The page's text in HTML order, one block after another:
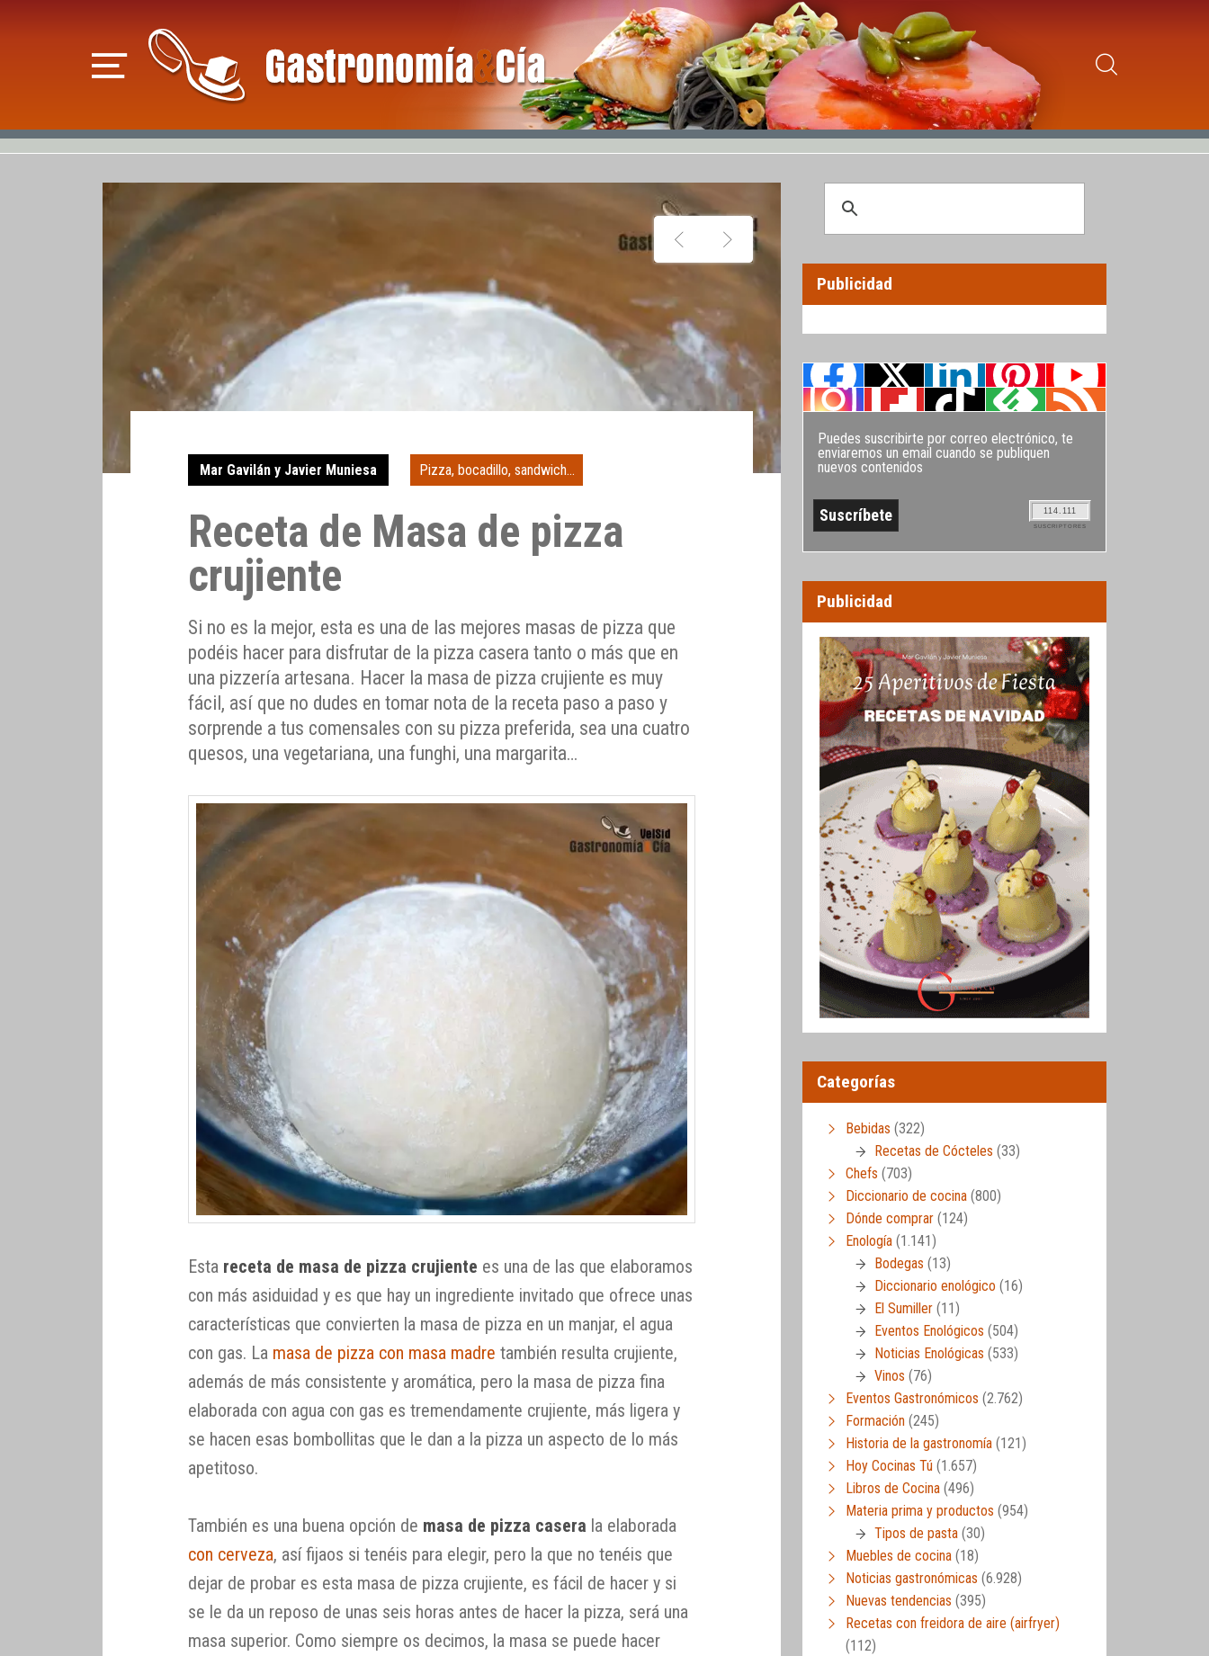
Mar Gavilán y Javier Muniesa Pizza, bocadillo, sandwich...
Receta de Masa de pizza
crujiente
Si no es la mejor, esta es una de las mejores masas de pizza que
podéis hacer para disfrutar de la pizza casera tanto o más que en
una pizzería artesana. Hacer la masa de pizza crujiente es muy
fácil, así que no dudes en tomar nota de la receta paso a paso y
sorprende a tus comensales con su pizza preferida, sea una cuatro
quesos, una vegetariana, una funghi, una margarita…
Esta receta de masa de pizza crujiente es una de las que elaboramos
con más asiduidad y es que hay un ingrediente invitado que ofrece unas
características que convierten la masa de pizza en un manjar, el agua
con gas. La masa de pizza con masa madre también resulta crujiente,
además de más consistente y aromática, pero la masa de pizza fina
elaborada con agua con gas es tremendamente crujiente, más ligera y
se hacen esas bombollitas que le dan a la pizza un aspecto de lo más
apetitoso.
También es una buena opción de masa de pizza casera la elaborada
con cerveza, así fijaos si tenéis para elegir, pero la que no tenéis que
dejar de probar es esta masa de pizza crujiente, es fácil de hacer y si
se le da un reposo de unas seis horas antes de hacer la pizza, será una
masa superior. Como siempre os decimos, la masa se puede hacer
Publicidad
Puedes suscribirte por correo electrónico, te
enviaremos un email cuando se publiquen
nuevos contenidos
114.111
SUSCRIPTORES
Publicidad
Categorías
Bebidas (322)
Recetas de Cócteles (33)
Chefs (703)
Diccionario de cocina (800)
Dónde comprar (124)
Enología (1.141)
Bodegas (13)
Diccionario enológico (16)
El Sumiller (11)
Eventos Enológicos (504)
Noticias Enológicas (533)
Vinos (76)
Eventos Gastronómicos (2.762)
Formación (245)
Historia de la gastronomía (121)
Hoy Cocinas Tú (1.657)
Libros de Cocina (496)
Materia prima y productos (954)
Tipos de pasta (30)
Muebles de cocina (18)
Noticias gastronómicas (6.928)
Nuevas tendencias (395)
Recetas con freidora de aire (airfryer)
(112)